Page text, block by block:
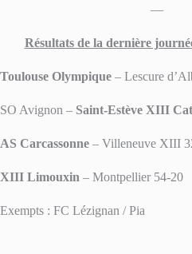
—
Résultats de la dernière
Toulouse Olympique – Lescure
SO Avignon – Saint-Estève XIII
AS Carcassonne – Villeneuve XIII
XIII Limouxin – Montpellier 54-20
Exempts : FC Lézignan / Pia